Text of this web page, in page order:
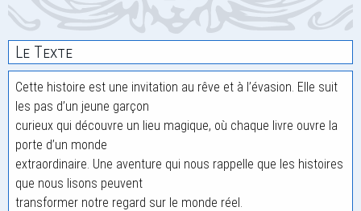
Le Texte
Cette histoire est une invitation au rêve et à l’évasion. Elle suit
les pas d’un jeune garçon
curieux qui découvre un lieu magique, où chaque livre ouvre la
porte d’un monde
extraordinaire. Une aventure qui nous rappelle que les histoires
que nous lisons peuvent
transformer notre regard sur le monde réel.